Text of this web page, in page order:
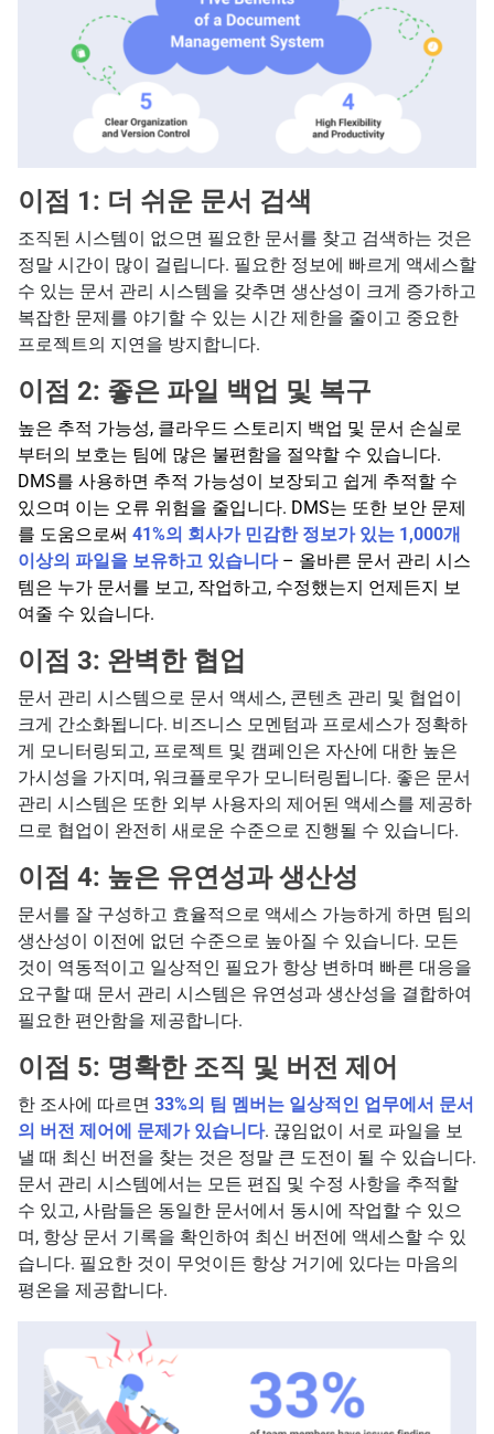
이점 1: 더 쉬운 문서 검색
조직된 시스템이 없으면 필요한 문서를 찾고 검색하는 것은
정말 시간이 많이 걸립니다. 필요한 정보에 빠르게 액세스할
수 있는 문서 관리 시스템을 갖추면 생산성이 크게 증가하고
복잡한 문제를 야기할 수 있는 시간 제한을 줄이고 중요한
프로젝트의 지연을 방지합니다.
이점 2: 좋은 파일 백업 및 복구
높은 추적 가능성, 클라우드 스토리지 백업 및 문서 손실로
부터의 보호는 팀에 많은 불편함을 절약할 수 있습니다.
DMS를 사용하면 추적 가능성이 보장되고 쉽게 추적할 수
있으며 이는 오류 위험을 줄입니다. DMS는 또한 보안 문제
를 도움으로써 41%의 회사가 민감한 정보가 있는 1,000개
이상의 파일을 보유하고 있습니다– 올바른 문서 관리 시스
템은 누가 문서를 보고, 작업하고, 수정했는지 언제든지 보
여줄 수 있습니다.
이점 3: 완벽한 협업
문서 관리 시스템으로 문서 액세스, 콘텐츠 관리 및 협업이
크게 간소화됩니다. 비즈니스 모멘텀과 프로세스가 정확하
게 모니터링되고, 프로젝트 및 캠페인은 자산에 대한 높은
가시성을 가지며, 워크플로우가 모니터링됩니다. 좋은 문서
관리 시스템은 또한 외부 사용자의 제어된 액세스를 제공하
므로 협업이 완전히 새로운 수준으로 진행될 수 있습니다.
이점 4: 높은 유연성과 생산성
문서를 잘 구성하고 효율적으로 액세스 가능하게 하면 팀의
생산성이 이전에 없던 수준으로 높아질 수 있습니다. 모든
것이 역동적이고 일상적인 필요가 항상 변하며 빠른 대응을
요구할 때 문서 관리 시스템은 유연성과 생산성을 결합하여
필요한 편안함을 제공합니다.
이점 5: 명확한 조직 및 버전 제어
한 조사에 따르면 33%의 팀 멤버는 일상적인 업무에서 문서
의 버전 제어에 문제가 있습니다. 끊임없이 서로 파일을 보
낼 때 최신 버전을 찾는 것은 정말 큰 도전이 될 수 있습니다.
문서 관리 시스템에서는 모든 편집 및 수정 사항을 추적할
수 있고, 사람들은 동일한 문서에서 동시에 작업할 수 있으
며, 항상 문서 기록을 확인하여 최신 버전에 액세스할 수 있
습니다. 필요한 것이 무엇이든 항상 거기에 있다는 마음의
평온을 제공합니다.